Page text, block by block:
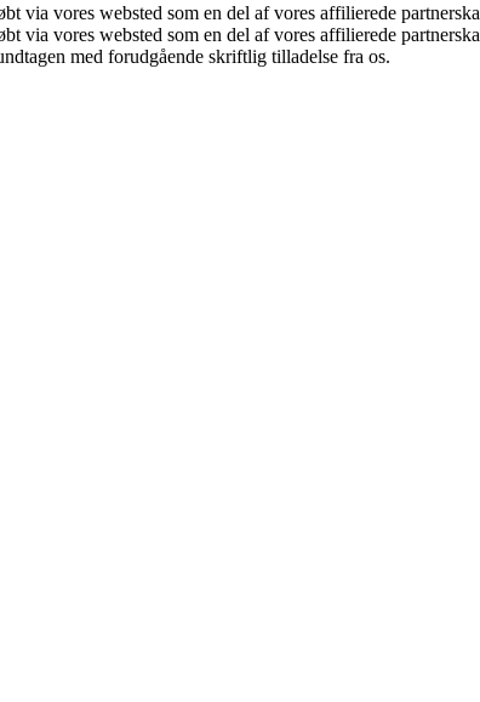
via vores websted som en del af vores affilierede
vores websted som en del af vores affilierede
med forudgående skriftlig tilladelse fra os.